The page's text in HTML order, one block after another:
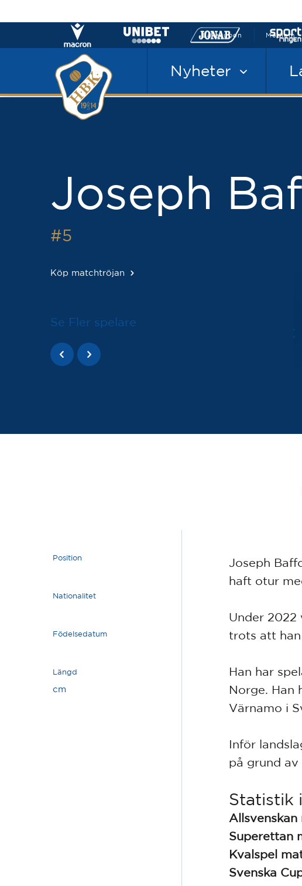
Nyheter
Laxacupen Medlem
Joseph
#5
Köp matchtröjan
Se Fler spelare
Position
Nationalitet
Födelsedatum
Längd
cm
Joseph
haft otur
Under 2022
trots att
Han har
Norge. Han
Värnamo i
Inför
på grund av
Statistik
Superettan
Kvalspel
Svenska